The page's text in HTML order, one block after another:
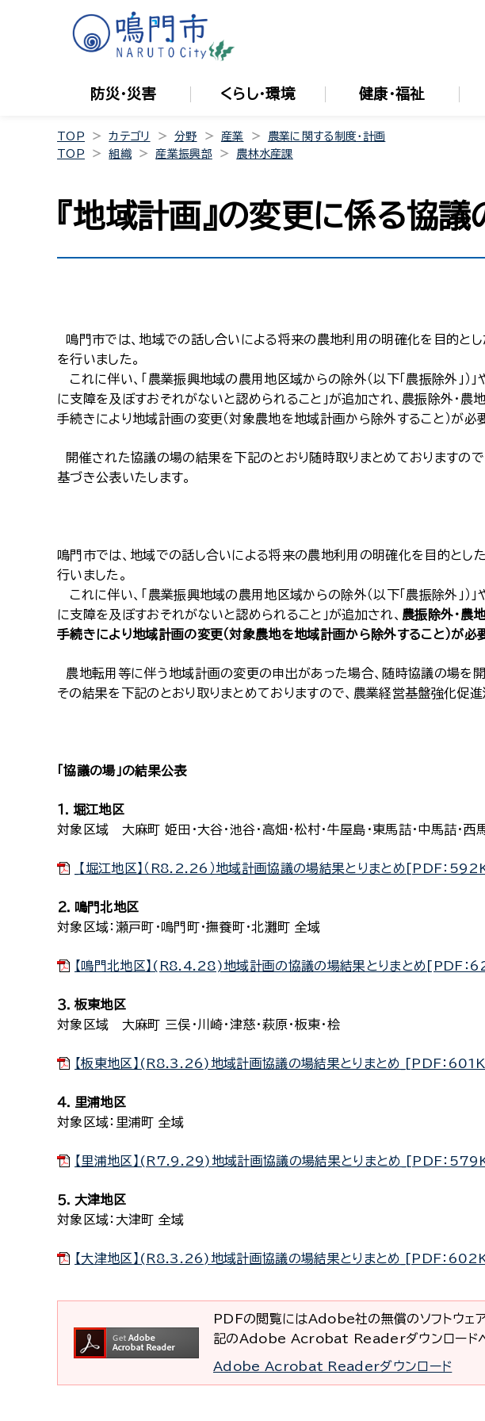
防災・災害 くらし・環境 健康・福祉
TOP カテゴリ 分野 産業
農業に関する制度・計画
TOP
組織 産業振興部 農林水産課
『地域計画』の変更に係る協
鳴門市では、地域での話し合いによる将来の農地利用の明確化を目的とし
を行いました。
これに伴い、「農業振興地域の農用地区域からの除外（以下「農振除外」）
に支障を及ぼすおそれがないと認められること」が追加され、農振除外・農
手続きにより地域計画の変更（対象農地を地域計画から除外すること）が必
開催された協議の場の結果を下記のとおり随時取りまとめておりますの
基づき公表いたします。
鳴門市では、地域での話し合いによる将来の農地利用の明確化を目的とした
行いました。
これに伴い、「農業振興地域の農用地区域からの除外（以下「農振除外」）
に支障を及ぼすおそれがないと認められること」が追加され、 農振除外・農
手続きにより地域計画の変更（対象農地を地域計画から除外すること）が必
農地転用等に伴う地域計画の変更の申出があった場合、随時協議の場を開
その結果を下記のとおり取りまとめておりますので、農業経営基盤強化促
「協議の場」の結果公表
１．堀江地区
対象区域 大麻町 姫田・大谷・池谷・高畑・松村・牛屋島・東馬詰・中馬詰・西
_【堀江地区】（R8.2.26）地域計画協議の場結果とりまとめ[PDF：
２．鳴門北地区
対象区域：瀬戸町・鳴門町・撫養町・北灘町 全域
【鳴門北地区】(R8.4.28)地域計画の協議の場結果とりまとめ[PDF：
３．板東地区
対象区域 大麻町 三俣・川崎・津慈・萩原・板東・桧
【板東地区】(R8.3.26)地域計画協議の場結果とりまとめ_[PDF：
４．里浦地区
対象区域：里浦町 全域
【里浦地区】(R7.9.29)地域計画協議の場結果とりまとめ_[PDF：
５．大津地区
対象区域：大津町 全域
【大津地区】(R8.3.26)地域計画協議の場結果とりまとめ_[PDF：
PDFの閲覧にはAdobe社の無償のソフトウ
記のAdobe Acrobat Readerダウンロードペ
Adobe Acrobat Readerダウンロード